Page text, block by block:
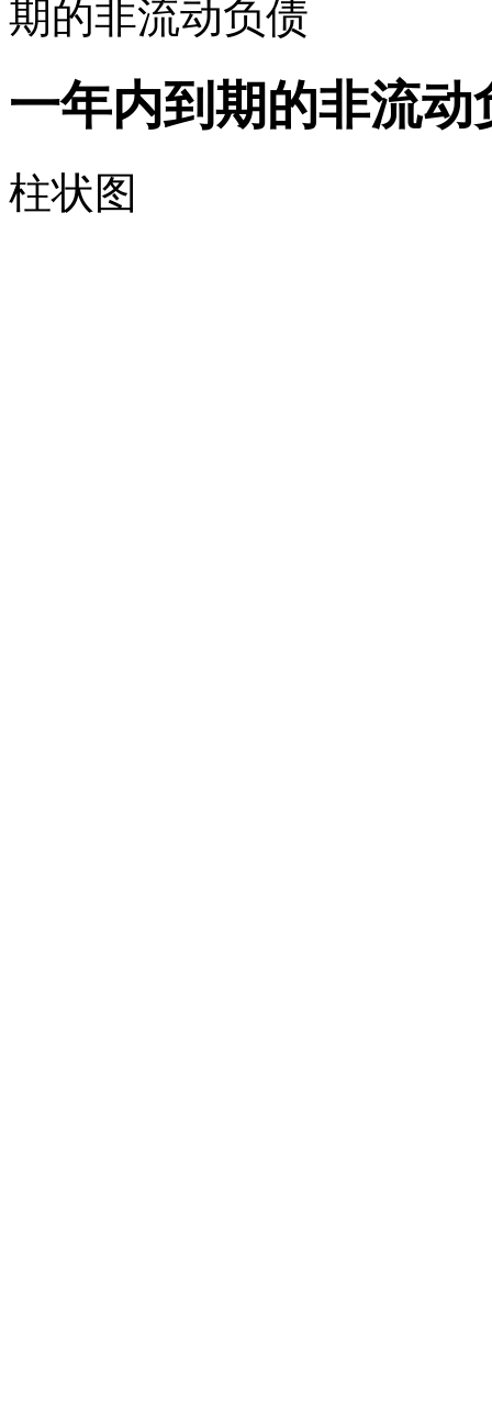
期的非流动负债
一年内到期的非流动
柱状图